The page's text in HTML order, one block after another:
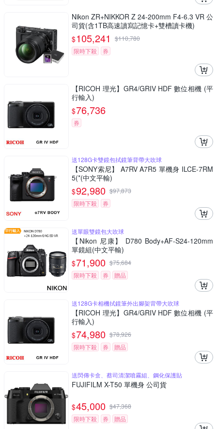
Nikon ZR+NIKKOR Z 24-200mm F4-6.3 VR 公
司貨(含1TB高速讀寫記憶卡+雙槽讀卡機)
$105,241 $110,780
限時下殺
券
【RICOH 理光】GR4/GRIV HDF 數位相機 (平
行輸入)
$76,736
券
送128G卡雙鏡包拭鏡筆背帶大吹球
【SONY索尼】 A7RV A7R5 單機身 ILCE-7RM
5(*(中文平輸)
$92,980 $97,873
限時下殺
券
送單眼雙鏡包大吹球
【Nikon 尼康】 D780 Body+AF-S24-120mm
單鏡組(中文平輸)
$71,900 $75,684
限時下殺
券 贈品
送128G卡相機拭鏡筆外出腳架背帶大吹球
【RICOH 理光】GR4/GRIV HDF 數位相機 (平
行輸入)
$74,980 $78,926
限時下殺
券 贈品
送閃傳卡盒、蔡司清潔噴霧組、鋼化保護貼
FUJIFILM X-T50 單機身 公司貨
$45,000 $47,368
限時下殺
券 贈品